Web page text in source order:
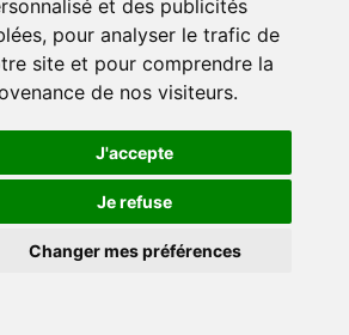
et des publicités
pour analyser le trafic de
site et pour comprendre la
de nos visiteurs.
J'accepte
Je refuse
Changer mes préférences
les juifs et les nazis à Rome